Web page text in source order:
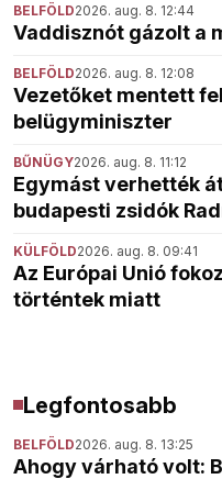
BELFÖLD2026. aug. 8. 12:44
Vaddisznót gázolt a
BELFÖLD2026. aug. 8. 12:08
Vezetőket mentett
belügyminiszter
BŰNÜGY2026. aug. 8. 11:12
Egymást verhették
budapesti zsidók
KÜLFÖLD2026. aug. 8. 09:41
Az Európai Unió
történtek miatt
Legfontosabb
BELFÖLD2026. aug. 8. 13:25
Ahogy várható volt: